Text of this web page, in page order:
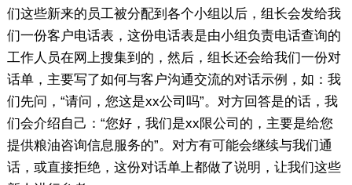
们这些新来的员工被分配到各个小组以后，组长会发给我
们一份客户电话表，这份电话表是由小组负责电话查询的
工作人员在网上搜集到的，然后，组长还会给我们一份对
话单，主要写了如何与客户沟通交流的对话示例，如：我
们先问，“请问，您这是xx公司吗”。对方回答是的话，我
们会介绍自己：“您好，我们是xx限公司的，主要是给您
提供粮油咨询信息服务的”。对方有可能会继续与我们通
话，或直接拒绝，这份对话单上都做了说明，让我们这些